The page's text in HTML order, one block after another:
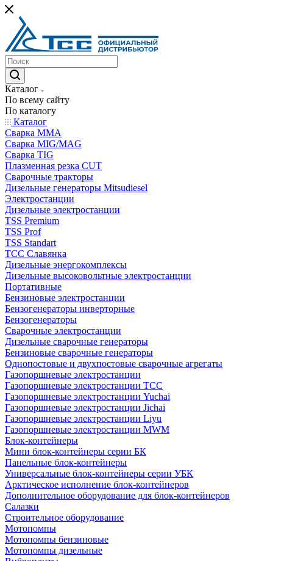
Каталог
По всему сайту
По каталогу
Каталог
Сварка MMA
Сварка MIG/MAG
Сварка TIG
Плазменная резка CUT
Сварочные тракторы
Дизельные генераторы Mitsudiesel
Электростанции
Дизельные электростанции
TSS Premium
TSS Prof
TSS Standart
ТСС Славянка
Дизельные энергокомплексы
Дизельные высоковольтные электростанции
Портативные
Бензиновые электростанции
Бензогенераторы инверторные
Бензогенераторы
Сварочные электростанции
Дизельные сварочные генераторы
Бензиновые сварочные генераторы
Однопостовые и двухпостовые сварочные агрегаты
Газопоршневые электростанции
Газопоршневые электростанции ТСС
Газопоршневые электростанции Yuchai
Газопоршневые электростанции Jichai
Газопоршневые электростанции Liyu
Газопоршневые электростанции MWM
Блок-контейнеры
Мини блок-контейнеры серии БК
Панельные блок-контейнеры
Универсальные блок-контейнеры серии УБК
Арктическое исполнение блок-контейнеров
Дополнительное оборудование для блок-контейнеров
Салазки
Строительное оборудование
Мотопомпы
Мотопомпы бензиновые
Мотопомпы дизельные